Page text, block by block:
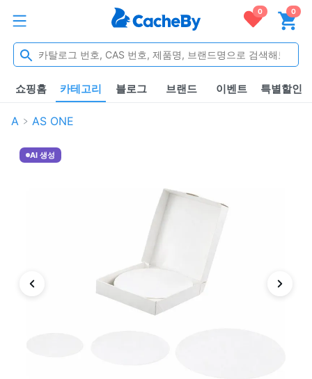
0 0
쇼핑홈 카테고리 블로그 브랜드 이벤트 특별할인
A AS ONE
AI 생성